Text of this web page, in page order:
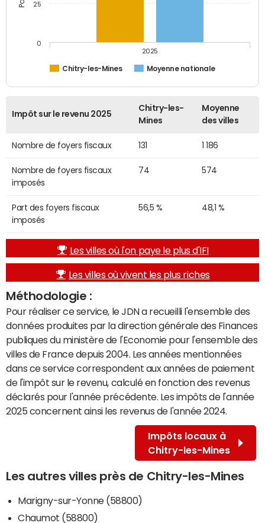
Chitry-les-Mines Moyenne nationale
2025
0
25
Impôt sur le revenu 2025
Chitry-les-
Mines
Moyenne
des villes
Nombre de foyers fiscaux 131 1 186
Nombre de foyers fiscaux
imposés
74 574
Part des foyers fiscaux
imposés
56,5 % 48,1 %
Les villes où l'on paye le plus d'IFI
Les villes où vivent les plus riches
Méthodologie :
Pour réaliser ce service, le JDN a recueilli l'ensemble des
données produites par la direction générale des Finances
publiques du ministère de l'Economie pour l'ensemble des
villes de France depuis 2004. Les années mentionnées
dans ce service correspondent aux années de paiement
de l'impôt sur le revenu, calculé en fonction des revenus
déclarés pour l'année précédente. Les impôts de l'année
2025 concernent ainsi les revenus de l'année 2024.
Impôts locaux à
Chitry-les-Mines
Les autres villes près de Chitry-les-Mines
Marigny-sur-Yonne (58800)
Chaumot (58800)